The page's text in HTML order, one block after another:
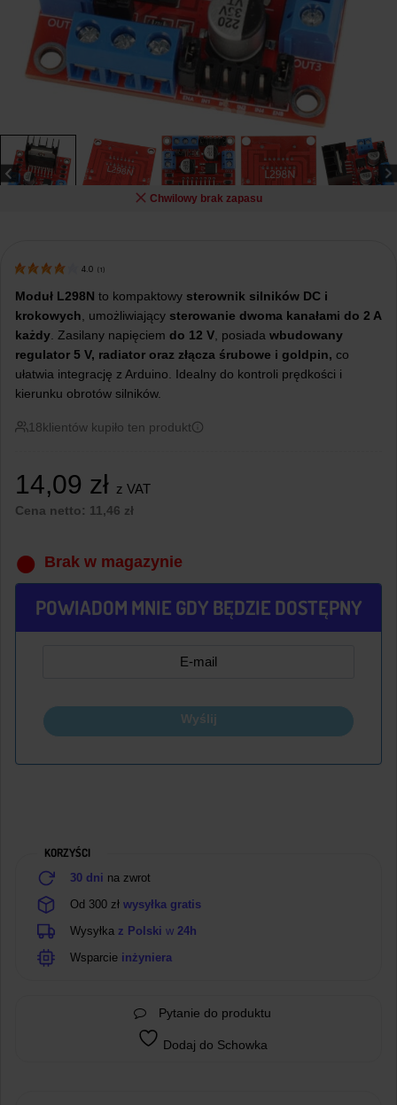
Chwilowy brak zapasu
4.0 (1)
Moduł L298N to kompaktowy sterownik silników DC i
krokowych , umożliwiający sterowanie dwoma kanałami do 2 A
każdy . Zasilany napięciem do 12 V , posiada wbudowany
regulator 5 V, radiator oraz złącza śrubowe i goldpin, co
ułatwia integrację z Arduino. Idealny do kontroli prędkości i
kierunku obrotów silników.
18klientów kupiło ten produkt
14,09 zł z VAT
Cena netto: 11,46 zł
Brak w magazynie
POWIADOM MNIE GDY BĘDZIE DOSTĘPNY
Wyślij
KORZYŚCI
30 dni na zwrot
Od 300 zł wysyłka gratis
Wysyłka z Polski w 24h
Wsparcie inżyniera
Pytanie do produktu
Dodaj do Schowka